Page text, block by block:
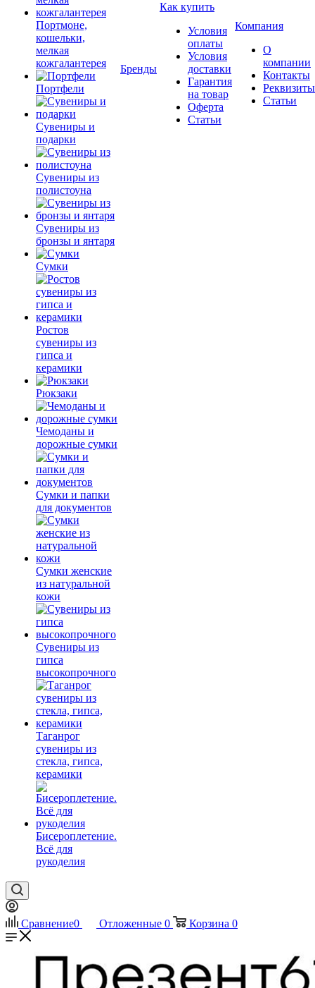
Портмоне,
кошельки,
мелкая
кожгалантерея
Портфели
Сувениры и
подарки
Сувениры из
полистоуна
Сувениры из
бронзы и янтаря
Сумки
Ростов
сувениры из
гипса и
керамики
Рюкзаки
Чемоданы и
дорожные сумки
Сумки и папки
для документов
Сумки женские
из натуральной
кожи
Сувениры из
гипса
высокопрочного
Таганрог
сувениры из
стекла, гипса,
керамики
Бисероплетение.
Всё для
рукоделия
Бренды
Как купить
Условия
оплаты
Условия
доставки
Гарантия
на товар
Оферта
Статьи
Компания
О
компании
Контакты
Реквизиты
Статьи
Сравнение0 Отложенные 0 Корзина 0